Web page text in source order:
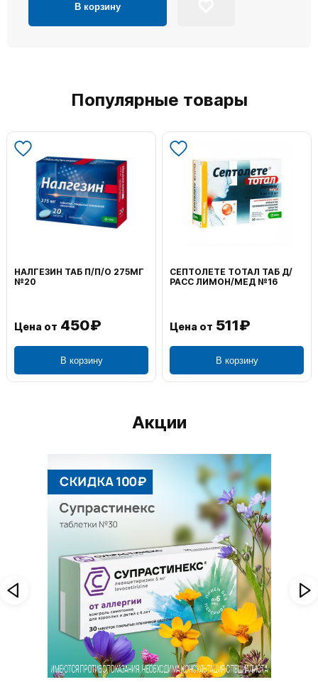
В корзину
Популярные товары
НАЛГЕЗИН ТАБ П/П/О 275МГ
№20
Цена от 450₽
В корзину
СЕПТОЛЕТЕ ТОТАЛ ТАБ Д/
РАСС ЛИМОН/МЕД №16
Цена от 511₽
В корзину
Акции